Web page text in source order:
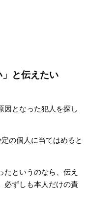
」と伝えたい
因となった犯人を探し
の個人に当てはめると
というのなら、伝え
必ずしも本人だけの責